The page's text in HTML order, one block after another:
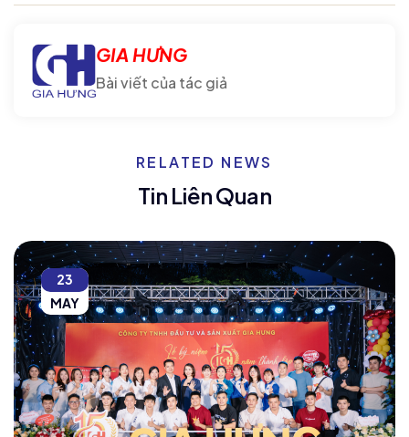
GIA HƯNG
Bài viết của tác giả
RELATED NEWS
Tin Liên Quan
23
MAY